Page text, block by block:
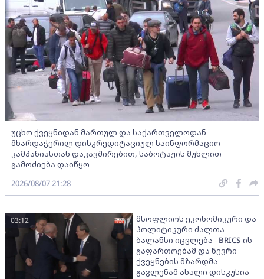
უცხო ქვეყნიდან მართულ და საქართველოდან
მხარდაჭერილ დისკრედიტაციულ საინფორმაციო
კამპანიასთან დაკავშირებით, საბოტაჟის მუხლით
გამოძიება დაიწყო
2026/08/07 21:28
მსოფლიოს ეკონომიკური და
პოლიტიკური ძალთა
ბალანსი იცვლება - BRICS-ის
გაფართოებამ და წევრი
ქვეყნების მზარდმა
გავლენამ ახალი დისკუსია
03:12